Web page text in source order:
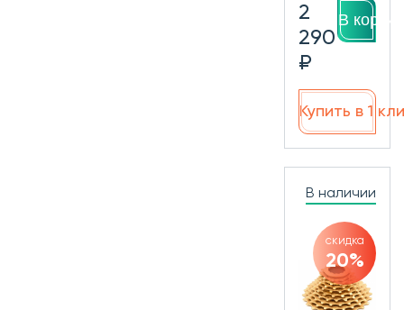
2
290
₽
В
Купить в 1
В наличии
скидка
20%